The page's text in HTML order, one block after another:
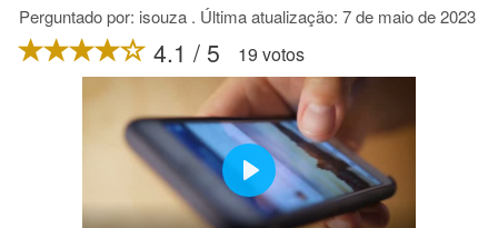
Perguntado por: isouza . Última atualização: 7 de maio de 2023
4.1 / 5 19 votos
Play